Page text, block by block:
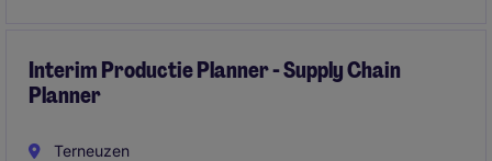
Interim Productie Planner - Supply Chain
Planner
Terneuzen